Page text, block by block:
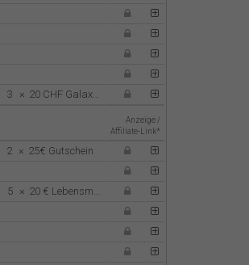
3 × 20 CHF Galaxus
Anzeige /
Affiliate-Link*
2 × 25€ Gutschein
5 × 20 € Lebensmittelgutscheine